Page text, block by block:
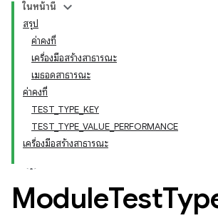
ในหน้านี้
สรุป
ค่าคงที่
เครื่องมือสร้างสาธารณะ
เมธอดสาธารณะ
ค่าคงที่
TEST_TYPE_KEY
TEST_TYPE_VALUE_PERFORMANCE
เครื่องมือสร้างสาธารณะ
ModuleTest